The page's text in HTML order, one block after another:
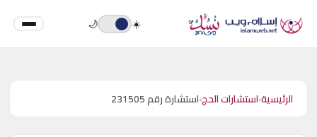
☀️
🌙
الرئيسية›استشارات الحج›استشارة رقم 231505